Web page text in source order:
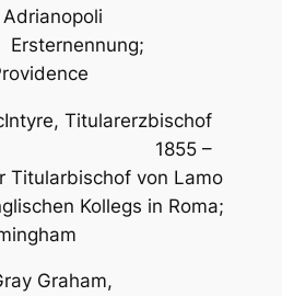
von Adrianopoli
Titularerzbischof
1855 –
von Lamo
Kollegs in Roma;
Graham,